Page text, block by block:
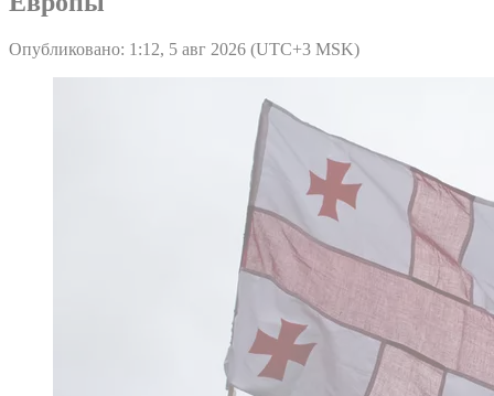
Опубликовано: 1:12, 5 авг 2026 (UTC+3 MSK)